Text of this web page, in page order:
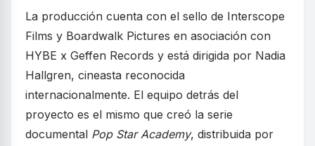
La producción cuenta con el sello de Interscope
Films y Boardwalk Pictures en asociación con
HYBE x Geffen Records y está dirigida por Nadia
Hallgren, cineasta reconocida
internacionalmente. El equipo detrás del
proyecto es el mismo que creó la serie
documental Pop Star Academy, distribuida por